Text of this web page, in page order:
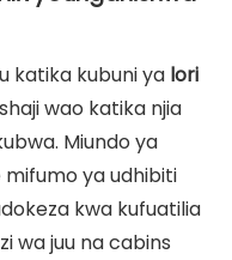
katika kubuni ya lori
wao katika njia
Miundo ya
mifumo ya udhibiti
kwa kufuatilia
wa juu na cabins